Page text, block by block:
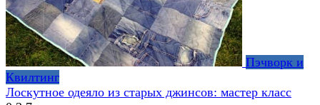
Пэчворк и
Квилтинг
Лоскутное одеяло из старых джинсов: мастер класс